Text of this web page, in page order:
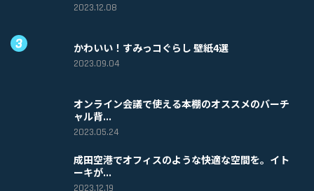
2023.12.08
かわいい！すみっコぐらし 壁紙4選
2023.09.04
オンライン会議で使える本棚のオススメのバーチ
ャル背...
2023.05.24
成田空港でオフィスのような快適な空間を。イト
ーキが...
2023.12.19